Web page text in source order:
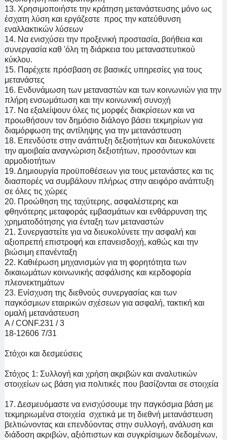
13. Χρησιμοποιήστε την κράτηση μετανάστευσης μόνο ως
έσχατη λύση και εργάζεστε προς την κατεύθυνση
εναλλακτικών λύσεων
14. Να ενισχύσει την προξενική προστασία, βοήθεια και
συνεργασία καθ 'όλη τη διάρκεια του μεταναστευτικού
κύκλου.
15. Παρέχετε πρόσβαση σε βασικές υπηρεσίες για τους
μετανάστες
16. Ενδυνάμωση των μεταναστών και των κοινωνιών για την
πλήρη ενσωμάτωση και την κοινωνική συνοχή
17. Να εξαλείψουν όλες τις μορφές διακρίσεων και να
προωθήσουν τον δημόσιο διάλογο βάσει τεκμηρίων για
διαμόρφωση της αντίληψης για την μετανάστευση
18. Επενδύστε στην ανάπτυξη δεξιοτήτων και διευκολύνετε
την αμοιβαία αναγνώριση δεξιοτήτων, προσόντων και
αρμοδιοτήτων
19. Δημιουργία προϋποθέσεων για τους μετανάστες και τις
διασπορές να συμβάλουν πλήρως στην αειφόρο ανάπτυξη
σε όλες τις χώρες
20. Προώθηση της ταχύτερης, ασφαλέστερης και
φθηνότερης μεταφοράς εμβασμάτων και ενθάρρυνση της
χρηματοδότησης για ένταξη των μεταναστών
21. Συνεργαστείτε για να διευκολύνετε την ασφαλή και
αξιοπρεπή επιστροφή και επανεισδοχή, καθώς και την
βιώσιμη επανένταξη
22. Καθιέρωση μηχανισμών για τη φορητότητα των
δικαιωμάτων κοινωνικής ασφάλισης και κερδοφορία
πλεονεκτημάτων
23. Ενίσχυση της διεθνούς συνεργασίας και των
παγκόσμιων εταιρικών σχέσεων για ασφαλή, τακτική και
ομαλή μετανάστευση
A / CONF.231 / 3
18-12606 7/31
Στόχοι και δεσμεύσεις
Στόχος 1: Συλλογή και χρήση ακριβών και αναλυτικών
στοιχείων ως βάση για πολιτικές που βασίζονται σε στοιχεία
17. Δεσμευόμαστε να ενισχύσουμε την παγκόσμια βάση με
τεκμηριωμένα στοιχεία σχετικά με τη διεθνή μετανάστευση
βελτιώνοντας και επενδύοντας στην συλλογή, ανάλυση και
διάδοση ακριβών, αξιόπιστων και συγκρίσιμων δεδομένων,